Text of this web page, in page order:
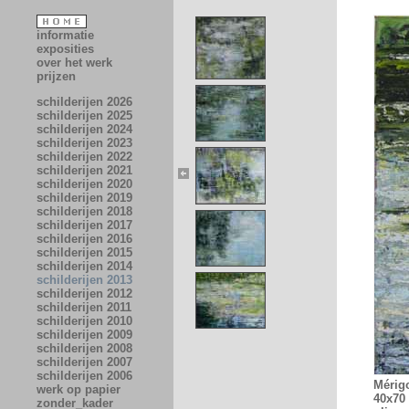
informatie
exposities
over het werk
prijzen
schilderijen 2026
schilderijen 2025
schilderijen 2024
schilderijen 2023
schilderijen 2022
schilderijen 2021
schilderijen 2020
schilderijen 2019
schilderijen 2018
schilderijen 2017
schilderijen 2016
schilderijen 2015
schilderijen 2014
schilderijen 2013
schilderijen 2012
schilderijen 2011
schilderijen 2010
schilderijen 2009
schilderijen 2008
schilderijen 2007
schilderijen 2006
werk op papier
zonder_kader
40x70